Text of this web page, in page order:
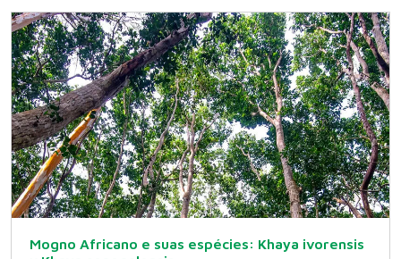
muitos outros que devem ser levados em consideração
antes do plantio. Biomas O primeiro aspecto a se observar
é o bioma da região de onde o projeto de paisagismo será
realizado. De nada adianta cultivar o plantio de uma planta
que você acha bonita, se as condições do local não são
favoráveis ao seu crescimento. Sol O sol é um fator chave
no desenvolvimento de qualquer planta, mas tome
cuidado. Como um projeto de paisagismo costuma
envolver diversos tipos de plantas, é preciso se atentar às
necessidades individuais de cada uma. Procure não
misturar plantas que exigem muita iluminação solar e
aquelas que isso seja prejudicial, senão nenhuma das duas
terá um bom desenvolvimento. Ventos Sabia que até a
velocidade dos ventos influencia em um projeto de
paisagismo? Isso porque algumas plantas são mais
resistentes que outras. Procure saber como o vento se
comporta onde esse projeto será implantado, e proteja seu
jardim desses efeitos prejudiciais. Raízes O crescimento
Mogno Africano e suas espécies: Khaya ivorensis